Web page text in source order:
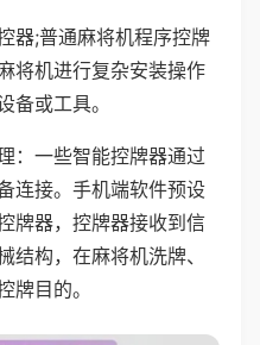
器;普通麻将机程序控牌
将机进行复杂安装操作
备或工具。
：一些智能控牌器通过
连接。手机端软件预设
牌器，控牌器接收到信
结构，在麻将机洗牌、
牌目的。